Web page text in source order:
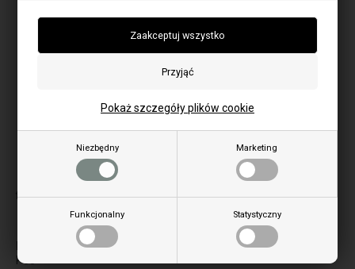
Niezbędny Marketing
Funkcjonalny Statystyczny
Pokaż szczegóły plików cookie
Obraz może się różnić w zależności od modelu
for model:
P50